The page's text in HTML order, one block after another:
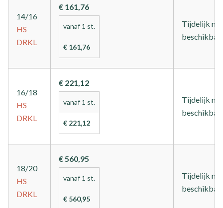
14/16
HS
DRKL
€ 161,76
vanaf 1 st.
€ 161,76
Tijdelijk
16/18
HS
DRKL
€ 221,12
vanaf 1 st.
€ 221,12
Tijdelijk
18/20
HS
DRKL
€ 560,95
vanaf 1 st.
€ 560,95
Tijdelijk